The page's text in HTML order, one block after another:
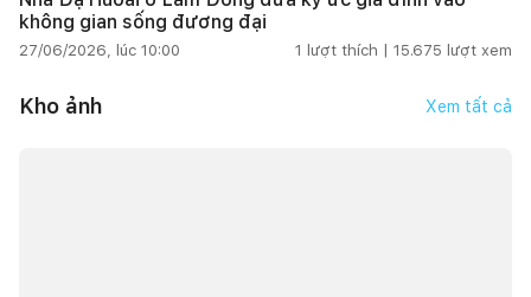
không gian sống đương đại
27/06/2026, lúc 10:00 1 lượt thích | 15.675 lượt xem
Kho ảnh Xem tất cả